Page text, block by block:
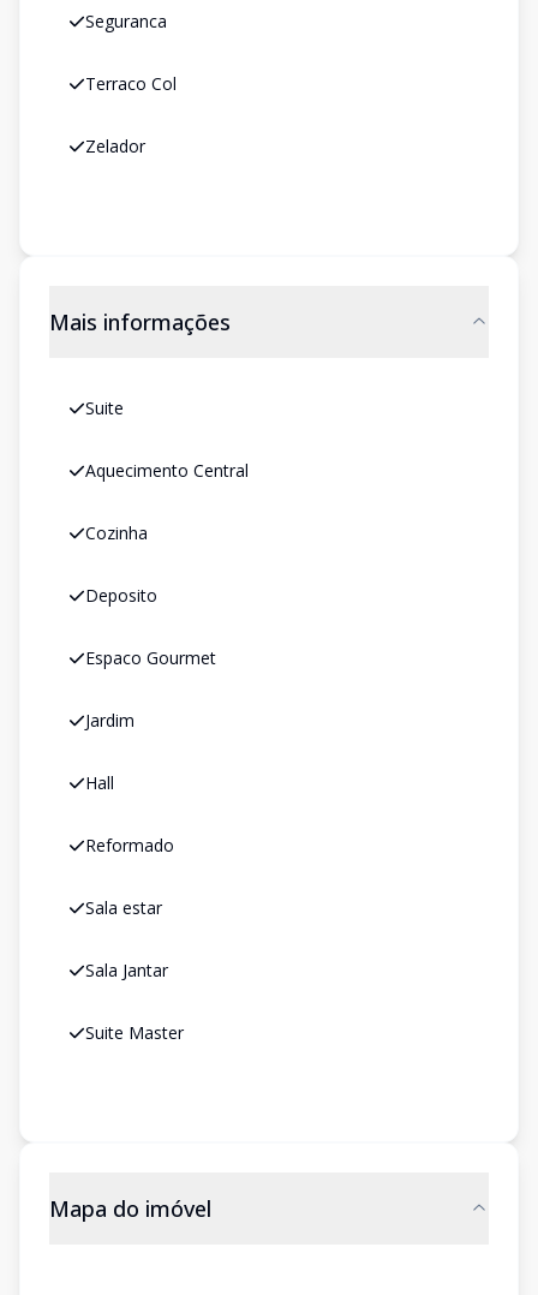
Seguranca
Terraco Col
Zelador
Mais informações
Suite
Aquecimento Central
Cozinha
Deposito
Espaco Gourmet
Jardim
Hall
Reformado
Sala estar
Sala Jantar
Suite Master
Mapa do imóvel